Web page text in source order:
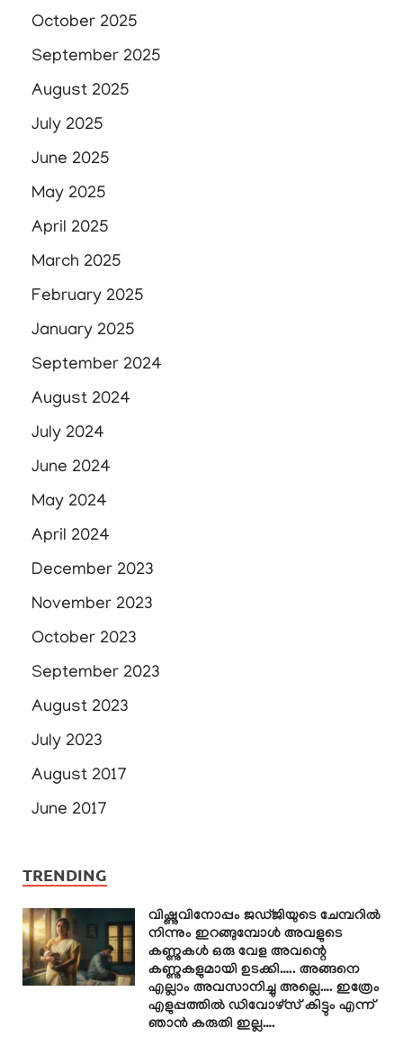
October 2025
September 2025
August 2025
July 2025
June 2025
May 2025
April 2025
March 2025
February 2025
January 2025
September 2024
August 2024
July 2024
June 2024
May 2024
April 2024
December 2023
November 2023
October 2023
September 2023
August 2023
July 2023
August 2017
June 2017
TRENDING
വിഷ്ണുവിനോപ്പം ജഡ്ജിയുടെ ചേമ്പറിൽ
നിന്നും ഇറങ്ങുമ്പോൾ അവളുടെ
കണ്ണുകൾ ഒരു വേള അവന്റെ
കണ്ണുകളുമായി ഉടക്കി….. അങ്ങനെ
എല്ലാം അവസാനിച്ചു അല്ലെ…. ഇത്രേം
എളുപ്പത്തിൽ ഡിവോഴ്സ് കിട്ടും എന്ന്
ഞാൻ കരുതി ഇല്ല….